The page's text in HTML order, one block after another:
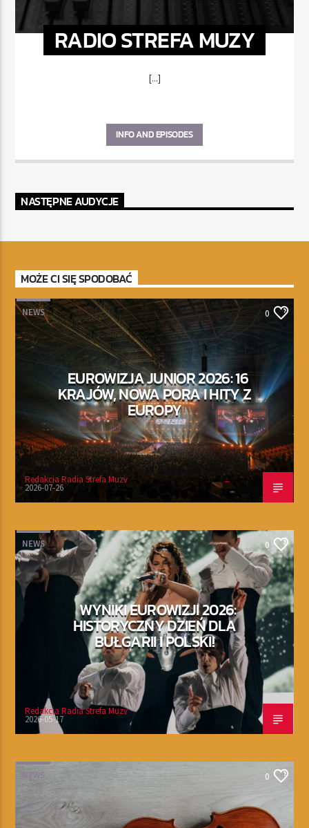
RADIO STREFA MUZY
[...]
INFO AND EPISODES
NASTĘPNE AUDYCJE
MOŻE CI SIĘ SPODOBAĆ
NEWS 0
EUROWIZJA JUNIOR 2026: 16
KRAJÓW, NOWA PORA I HITY Z
EUROPY
Redakcja Radia Strefa Muzy
2026-07-26
NEWS 0
WYNIKI EUROWIZJI 2026:
HISTORYCZNY DZIEŃ DLA
BUŁGARII I POLSKI!
Redakcja Radia Strefa Muzy
2026-05-17
NEWS 0